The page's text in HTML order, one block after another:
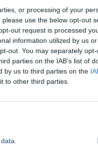
or processing of your
use the below opt-out
out request is processed
information utilized by us
out. You may separately
parties on the IAB’s list of
by us to third parties on the
to other third parties.
Miközben az
lakos és egykori
a logisztikai
visszatérését